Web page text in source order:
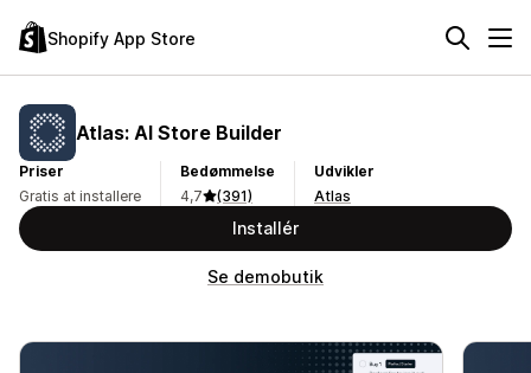
Shopify App Store
Atlas: AI Store Builder
Priser
Gratis at installere
Bedømmelse
4,7
(391)
Udvikler
Atlas
Installér
Se demobutik